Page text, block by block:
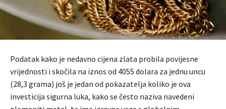
Podatak kako je nedavno cijena zlata probila povijesne
vrijednosti i skočila na iznos od 4055 dolara za jednu uncu
(28,3 grama) još je jedan od pokazatelja koliko je ova
investicija sigurna luka, kako se često naziva navedeni